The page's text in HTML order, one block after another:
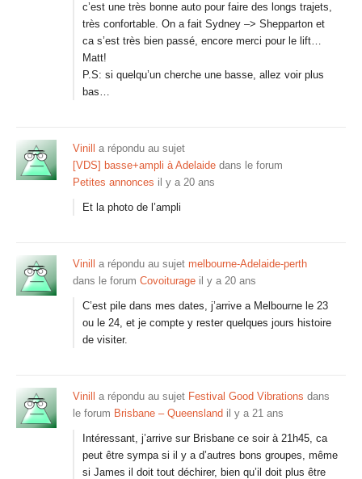
c’est une très bonne auto pour faire des longs trajets,
très confortable. On a fait Sydney –> Shepparton et
ca s’est très bien passé, encore merci pour le lift…
Matt!
P.S: si quelqu’un cherche une basse, allez voir plus
bas…
Vinill
a répondu au sujet
[VDS] basse+ampli à Adelaide dans le forum
Petites annonces il y a 20 ans
Et la photo de l’ampli
Vinill a répondu au sujet melbourne-Adelaide-perth
dans le forum Covoiturage il y a 20 ans
C’est pile dans mes dates, j’arrive a Melbourne le 23
ou le 24, et je compte y rester quelques jours histoire
de visiter.
Vinill a répondu au sujet Festival Good Vibrations dans
le forum Brisbane – Queensland il y a 21 ans
Intéressant, j’arrive sur Brisbane ce soir à 21h45, ca
peut être sympa si il y a d’autres bons groupes, même
si James il doit tout déchirer, bien qu’il doit plus être